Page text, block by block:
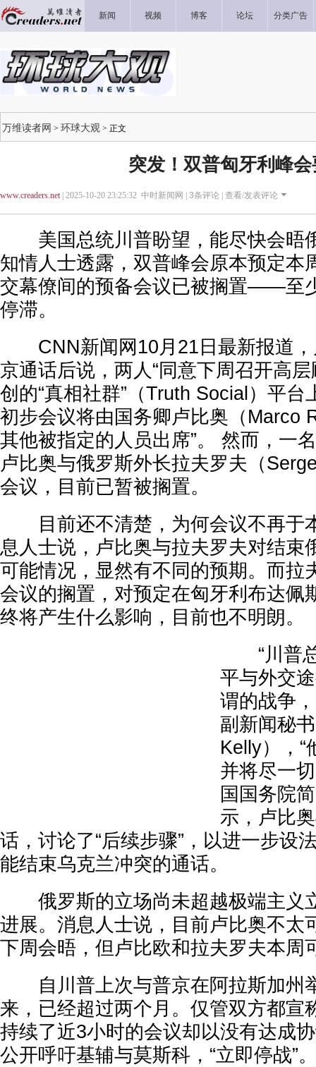
新闻 视频 博客 论坛 分类广告
万维读者网 > 环球大观 > 正文
突发！双普匈牙利峰会
www.creaders.net| 2025-10-20 23:25:32 中时新闻网 | 3条评论 | 查看/发表评论
美国总统川普盼望，能尽快会晤
知情人士透露，双普峰会原本预定本
交幕僚间的预备会议已被搁置——至
停滞。
CNN新闻网10月21日最新报道，
京通话后说，两人“同意下周召开高
创的“真相社群”（Truth Social）平台
初步会议将由国务卿卢比奥（Marco
其他被指定的人员出席”。 然而，一
卢比奥与俄罗斯外长拉夫罗夫（
会议，目前已暂被搁置。
目前还不清楚，为何会议不再于
息人士说，卢比奥与拉夫罗夫对结束
可能情况，显然有不同的预期。而拉
会议的搁置，对预定在匈牙利布达佩
终将产生什么影响，目前也不明朗。
“川普总
平与外交
谓的战争
副新闻秘
Kelly），“
并将尽一
国国务院
示，卢比
话，讨论了“后续步骤”，以进一步设
能结束乌克兰冲突的通话。
俄罗斯的立场尚未超越极端主义
进展。消息人士说，目前卢比奥不太
下周会晤，但卢比欧和拉夫罗夫本周
自川普上次与普京在阿拉斯加州
来，已经超过两个月。仅管双方都宣
持续了近3小时的会议却以没有达成
公开呼吁基辅与莫斯科，“立即停战”